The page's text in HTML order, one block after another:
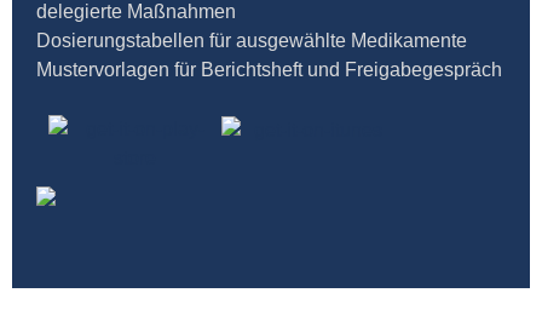
delegierte Maßnahmen
Dosierungstabellen für ausgewählte Medikamente
Mustervorlagen für Berichtsheft und Freigabegespräch